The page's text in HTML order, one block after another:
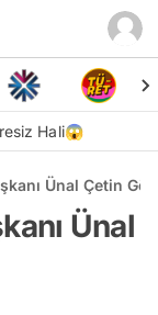
Hali😱
Ünal Çetin
Ünal